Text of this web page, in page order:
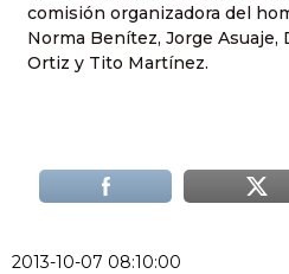
comisión organizadora del
Norma Benítez, Jorge Asuaje,
Ortiz y Tito Martínez.
2013-10-07 08:10:00